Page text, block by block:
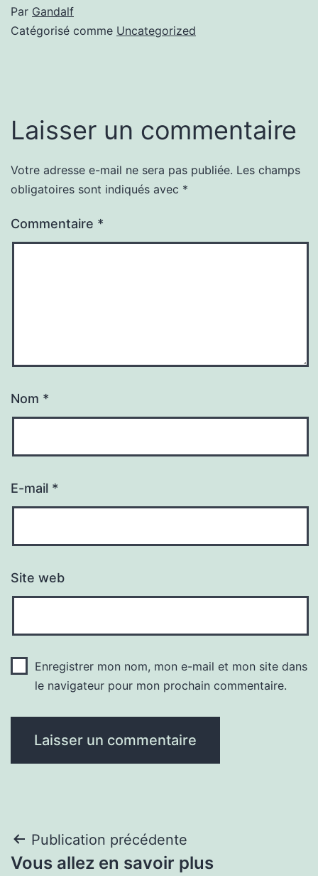
Par Gandalf
Catégorisé comme Uncategorized
Laisser un commentaire
Votre adresse e-mail ne sera pas publiée. Les champs
obligatoires sont indiqués avec *
Commentaire *
Nom *
E-mail *
Site web
Enregistrer mon nom, mon e-mail et mon site dans
le navigateur pour mon prochain commentaire.
Navigation
Publication précédente
Vous allez en savoir plus